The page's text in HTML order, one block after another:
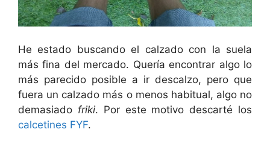
He estado buscando el calzado con la suela
más fina del mercado. Quería encontrar algo lo
más parecido posible a ir descalzo, pero que
fuera un calzado más o menos habitual, algo no
demasiado friki. Por este motivo descarté los
calcetines FYF.